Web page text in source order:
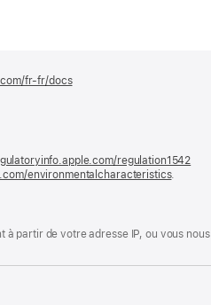
fr-fr/docs(s’ouvre
regulation1542
environmentalcharacteristics.
partir de votre adresse IP, ou vous nous